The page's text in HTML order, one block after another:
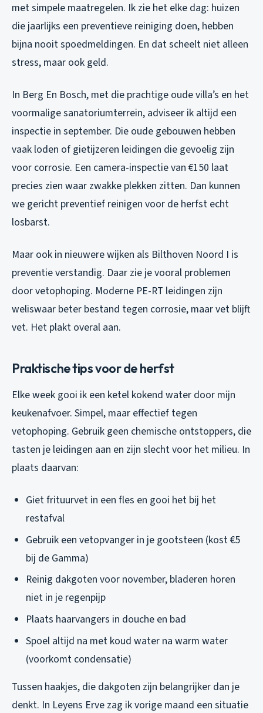
met simpele maatregelen. Ik zie het elke dag: huizen
die jaarlijks een preventieve reiniging doen, hebben
bijna nooit spoedmeldingen. En dat scheelt niet alleen
stress, maar ook geld.
In Berg En Bosch, met die prachtige oude villa’s en het
voormalige sanatoriumterrein, adviseer ik altijd een
inspectie in september. Die oude gebouwen hebben
vaak loden of gietijzeren leidingen die gevoelig zijn
voor corrosie. Een camera-inspectie van €150 laat
precies zien waar zwakke plekken zitten. Dan kunnen
we gericht preventief reinigen voor de herfst echt
losbarst.
Maar ook in nieuwere wijken als Bilthoven Noord I is
preventie verstandig. Daar zie je vooral problemen
door vetophoping. Moderne PE-RT leidingen zijn
weliswaar beter bestand tegen corrosie, maar vet blijft
vet. Het plakt overal aan.
Praktische tips voor de herfst
Elke week gooi ik een ketel kokend water door mijn
keukenafvoer. Simpel, maar effectief tegen
vetophoping. Gebruik geen chemische ontstoppers, die
tasten je leidingen aan en zijn slecht voor het milieu. In
plaats daarvan:
Giet frituurvet in een fles en gooi het bij het
restafval
Gebruik een vetopvanger in je gootsteen (kost €5
bij de Gamma)
Reinig dakgoten voor november, bladeren horen
niet in je regenpijp
Plaats haarvangers in douche en bad
Spoel altijd na met koud water na warm water
(voorkomt condensatie)
Tussen haakjes, die dakgoten zijn belangrijker dan je
denkt. In Leyens Erve zag ik vorige maand een situatie